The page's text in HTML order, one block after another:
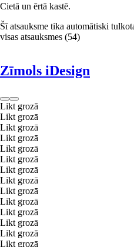
Cietā un ērtā kastē.
Šī atsauksme tika automātiski
visas atsauksmes (54)
Zīmols iDesign
Likt grozā
Likt grozā
Likt grozā
Likt grozā
Likt grozā
Likt grozā
Likt grozā
Likt grozā
Likt grozā
Likt grozā
Likt grozā
Likt grozā
Likt grozā
Likt grozā